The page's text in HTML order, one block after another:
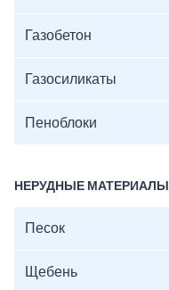
Газобетон
Газосиликаты
Пеноблоки
НЕРУДНЫЕ МАТЕРИАЛЫ
Песок
Щебень